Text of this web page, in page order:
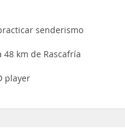
senderismo
48 km de Rascafría
player